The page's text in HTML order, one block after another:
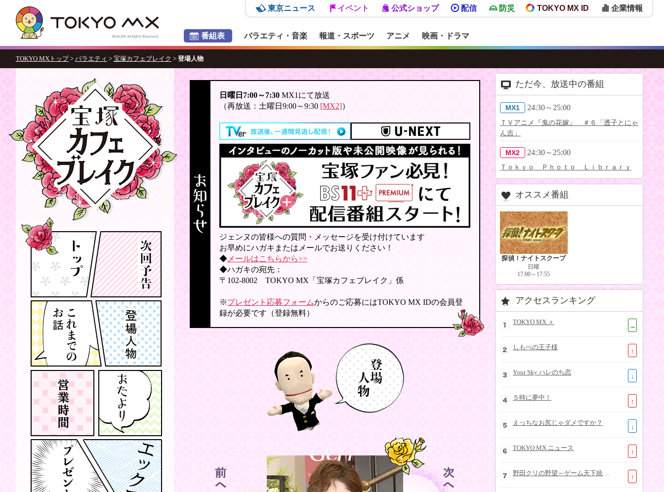
番組表 バラエティ・音楽 報道・スポーツ アニメ 映画・ドラマ
東京ニュース イベント 公式ショップ 配信 防災 TOKYO MX ID 企業情報
TOKYO MXトップ > バラエティ > 宝塚カフェブレイク > 登場人物
日曜日7:00～7:30 MX1にて放送
（再放送：土曜日9:00～9:30 [MX2]）
ジェンヌの皆様への質問・メッセージを受け付けています
お早めにハガキまたはメールでお送りください！
◆ メールはこちらから>>
◆ハガキの宛先：
〒102-8002 TOKYO MX「宝塚カフェブレイク」係
※プレゼント応募フォームからのご応募にはTOKYO MX IDの会員登
録が必要です（登録無料）
ただ今、放送中の番組
MX1 24:30～25:00
ＴＶアニメ『鬼の花嫁』 ＃６「透子とにゃ
ん吉」
MX2 24:30～25:00
Ｔｏｋｙｏ Ｐｈｏｔｏ Ｌｉｂｒａｒｙ
オススメ番組
探偵！ナイトスクープ
日曜
17:00～17:55
アクセスランキング
TOKYO MX ＋
→
しもべの王子様
↑
Your Sky ハレのち恋
↓
５時に夢中！
↑
えっちなお尻じゃダメですか？
↓
TOKYO MX ニュース
↑
↑